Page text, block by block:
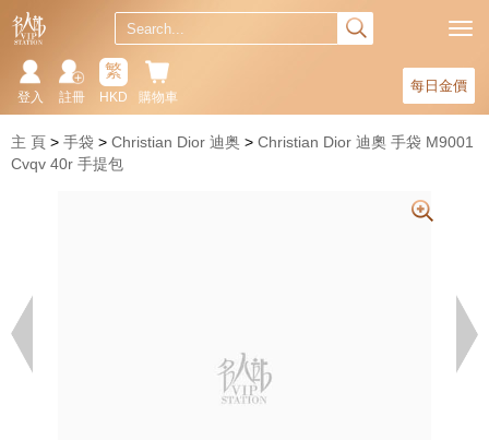
每日金價
購物車
繁
HKD
註冊
登入
主 頁 手袋 Christian Dior 迪奥
Christian Dior 迪奧 手袋 M9001
Cvqv 40r 手提包